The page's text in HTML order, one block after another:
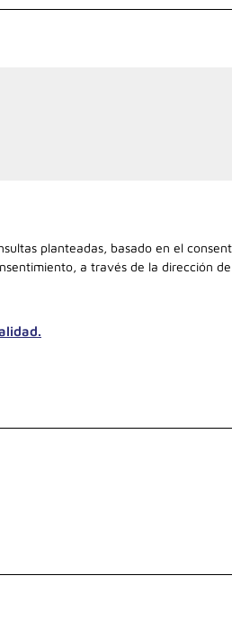
planteadas, basado en el
a través de la dirección